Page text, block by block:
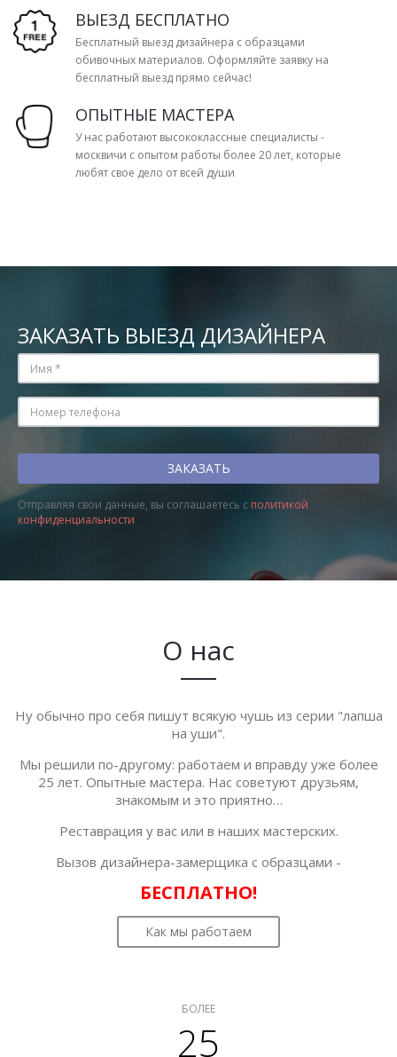
ВЫЕЗД БЕСПЛАТНО
Бесплатный выезд дизайнера с образцами
обивочных материалов. Оформляйте заявку на
бесплатный выезд прямо сейчас!
ОПЫТНЫЕ МАСТЕРА
У нас работают высококлассные специалисты -
москвичи с опытом работы более 20 лет, которые
любят свое дело от всей души
ЗАКАЗАТЬ ВЫЕЗД ДИЗАЙНЕРА
Отправляя свои данные, вы соглашаетесь с политикой
конфиденциальности
О нас
Ну обычно про себя пишут всякую чушь из серии "лапша
на уши".
Мы решили по-другому: работаем и вправду уже более
25 лет. Опытные мастера. Нас советуют друзьям,
знакомым и это приятно…
Реставрация у вас или в наших мастерских.
Вызов дизайнера-замерщика с образцами -
БЕСПЛАТНО!
Как мы работаем
БОЛЕЕ
25